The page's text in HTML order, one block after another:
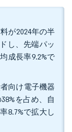
が2024年の半
し、先端パッ
成長率9.2%で
向け電子機器
を占め、自
8.7%で拡大し